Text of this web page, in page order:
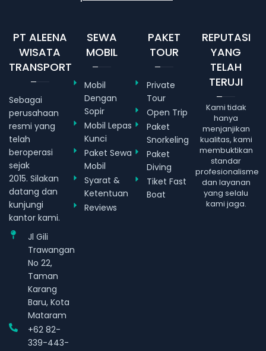
PT ALEENA
WISATA
TRANSPORT
Sebagai
perusahaan
resmi yang
telah
beroperasi
sejak
2015. Silakan
datang dan
kunjungi
kantor kami.
Jl Gili
Trawangan
No 22,
Taman
Karang
Baru, Kota
Mataram
+62 82-
339-443-
SEWA
MOBIL
Mobil
Dengan
Sopir
Mobil Lepas
Kunci
Paket Sewa
Mobil
Syarat &
Ketentuan
Reviews
PAKET
TOUR
Private
Tour
Open Trip
Paket
Snorkeling
Paket
Diving
Tiket Fast
Boat
REPUTASI
YANG
TELAH
TERUJI
Kami tidak
hanya
menjanjikan
kualitas, kami
membuktikan
standar
profesionalisme
dan layanan
yang selalu
kami jaga.